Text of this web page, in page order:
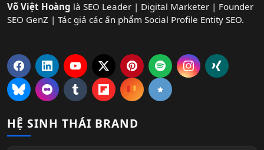
Võ Việt Hoàng là SEO Leader | Digital Marketer | Founder
SEO GenZ | Tác giả các ấn phẩm Social Profile Entity SEO.
HỆ SINH THÁI BRAND